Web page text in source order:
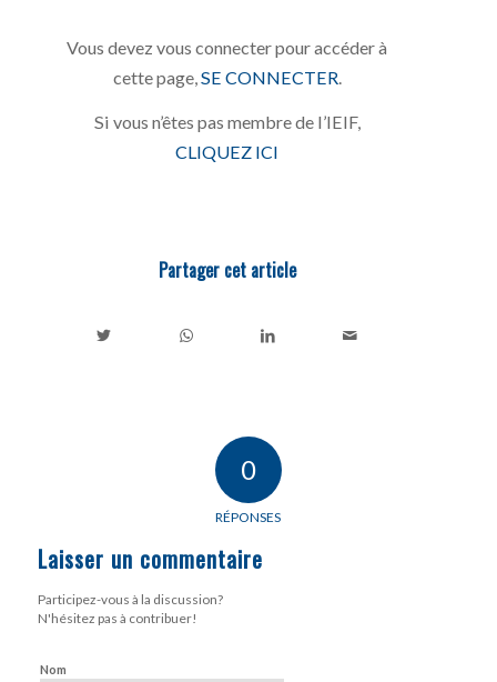
Vous devez vous connecter pour accéder à
cette page, SE CONNECTER
Si vous n’êtes pas membre de l’IEIF,
CLIQUEZ ICI
Partager cet article
0
RÉPONSES
Laisser un commentaire
Participez-vous à la discussion?
N'hésitez pas à contribuer!
Nom